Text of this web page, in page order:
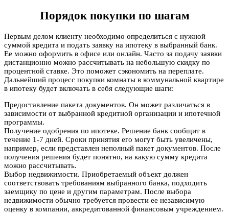
Порядок покупки по шагам
Первым делом клиенту необходимо определиться с нужной
суммой кредита и подать заявку на ипотеку в выбранный банк.
Ее можно оформить в офисе или онлайн. Часто за подачу заявки
дистанционно можно рассчитывать на небольшую скидку по
процентной ставке. Это поможет сэкономить на переплате.
Дальнейший процесс покупки комнаты в коммунальной квартире
в ипотеку будет включать в себя следующие шаги:
Предоставление пакета документов. Он может различаться в
зависимости от выбранной кредитной организации и ипотечной
программы.
Получение одобрения по ипотеке. Решение банк сообщит в
течение 1-7 дней. Сроки принятия его могут быть увеличены,
например, если представлен неполный пакет документов. После
получения решения будет понятно, на какую сумму кредита
можно рассчитывать.
Выбор недвижимости. Приобретаемый объект должен
соответствовать требованиям выбранного банка, подходить
заемщику по цене и другим параметрам. После выбора
недвижимости обычно требуется провести ее независимую
оценку в компании, аккредитованной финансовым учреждением.